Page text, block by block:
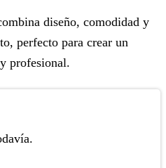
diseño, comodidad y
perfecto para crear un
profesional.